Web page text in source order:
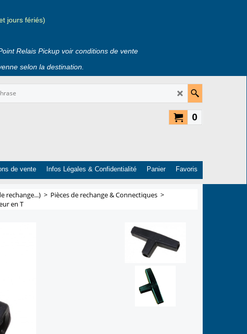
jours fériés)
Relais Pickup voir conditions de vente
selon la destination.
0
de vente Infos Légales & Confidentialité Panier Favoris
rechange...) > Pièces de rechange & Connectiques >
en T